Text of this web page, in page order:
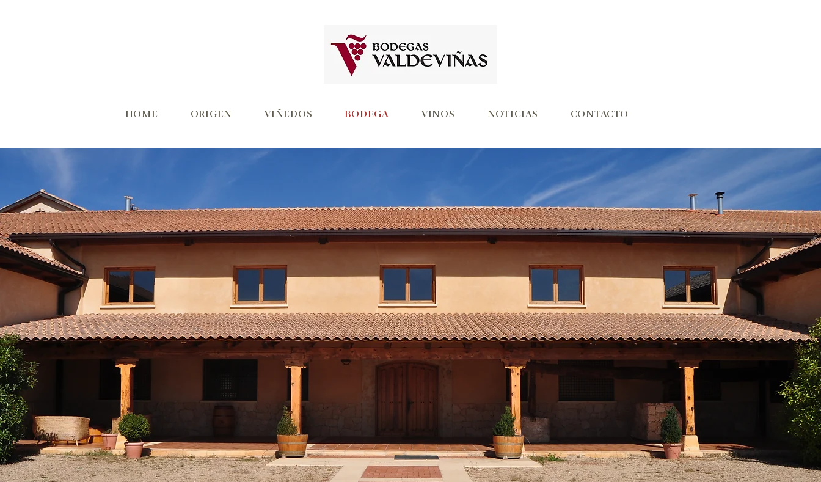
HOME ORIGEN VIÑEDOS BODEGA VINOS NOTICIAS CONTACTO